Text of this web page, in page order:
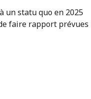
un statu quo en 2025
faire rapport prévues